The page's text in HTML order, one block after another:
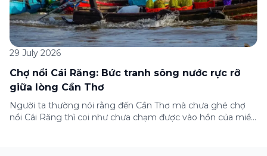
29 July 2026
Chợ nổi Cái Răng: Bức tranh sông nước rực rỡ
giữa lòng Cần Thơ
Người ta thường nói rằng đến Cần Thơ mà chưa ghé chợ
nổi Cái Răng thì coi như chưa chạm được vào hồn của miền